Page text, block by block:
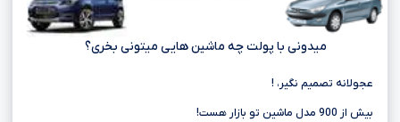
میدونی با پولت چه ماشین هایی میتونی بخری؟
عجولانه تصمیم نگیر، !
بیش از 900 مدل ماشین تو بازار هست!